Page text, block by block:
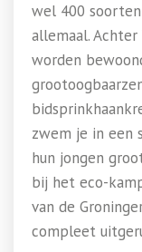
wel 400
allemaal.
worden
zwem je in een
hun jongen
bij het eco-
van de
compleet